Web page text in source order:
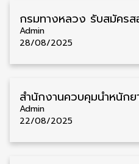
Admin
28/08/2025
Admin
22/08/2025